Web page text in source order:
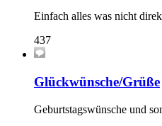
Einfach alles was nicht
437
Glückwünsche/Grüße
Geburtstagswünsche und